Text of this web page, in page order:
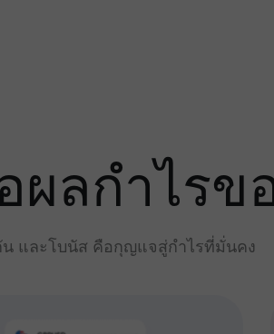
ผลกำไร
น และโบนัส คือกุญแจสู่กำไรที่มั่นคง